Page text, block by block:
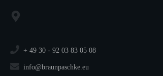
+ 49 30 - 92 03 83 05 08
info@braunpaschke.eu